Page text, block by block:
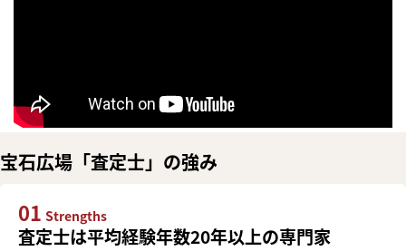
宝石広場「査定士」の強み
01 Strengths
査定士は平均経験年数20年以上の専門家